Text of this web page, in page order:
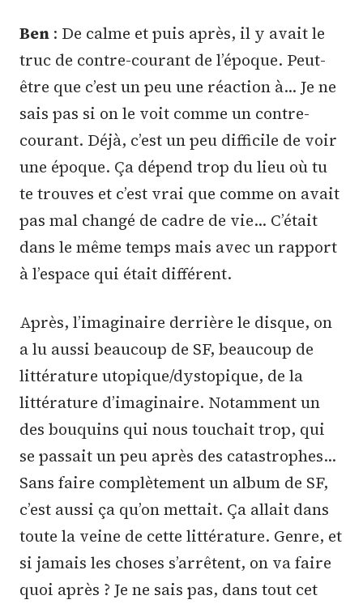
Ben : De calme et puis après, il y avait le
truc de contre-courant de l’époque. Peut-
être que c’est un peu une réaction à… Je ne
sais pas si on le voit comme un contre-
courant. Déjà, c’est un peu difficile de voir
une époque. Ça dépend trop du lieu où tu
te trouves et c’est vrai que comme on avait
pas mal changé de cadre de vie… C’était
dans le même temps mais avec un rapport
à l’espace qui était différent.
Après, l’imaginaire derrière le disque, on
a lu aussi beaucoup de SF, beaucoup de
littérature utopique/dystopique, de la
littérature d’imaginaire. Notamment un
des bouquins qui nous touchait trop, qui
se passait un peu après des catastrophes…
Sans faire complètement un album de SF,
c’est aussi ça qu’on mettait. Ça allait dans
toute la veine de cette littérature. Genre, et
si jamais les choses s’arrêtent, on va faire
quoi après ? Je ne sais pas, dans tout cet